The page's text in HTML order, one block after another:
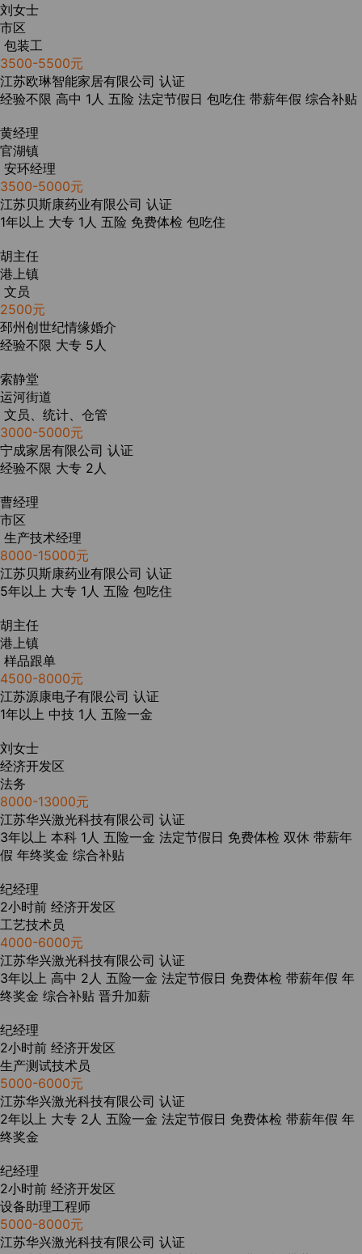
刘女士
市区
包装工
3500-5500元
江苏欧琳智能家居有限公司 认证
经验不限 高中 1人 五险 法定节假日 包吃住 带薪年假 综合补贴
黄经理
官湖镇
安环经理
3500-5000元
江苏贝斯康药业有限公司 认证
1年以上 大专 1人 五险 免费体检 包吃住
胡主任
港上镇
文员
2500元
邳州创世纪情缘婚介
经验不限 大专 5人
索静堂
运河街道
文员、统计、仓管
3000-5000元
宁成家居有限公司 认证
经验不限 大专 2人
曹经理
市区
生产技术经理
8000-15000元
江苏贝斯康药业有限公司 认证
5年以上 大专 1人 五险 包吃住
胡主任
港上镇
样品跟单
4500-8000元
江苏源康电子有限公司 认证
1年以上 中技 1人 五险一金
刘女士
经济开发区
法务
8000-13000元
江苏华兴激光科技有限公司 认证
3年以上 本科 1人 五险一金 法定节假日 免费体检 双休 带薪年
假 年终奖金 综合补贴
纪经理
2小时前 经济开发区
工艺技术员
4000-6000元
江苏华兴激光科技有限公司 认证
3年以上 高中 2人 五险一金 法定节假日 免费体检 带薪年假 年
终奖金 综合补贴 晋升加薪
纪经理
2小时前 经济开发区
生产测试技术员
5000-6000元
江苏华兴激光科技有限公司 认证
2年以上 大专 2人 五险一金 法定节假日 免费体检 带薪年假 年
终奖金
纪经理
2小时前 经济开发区
设备助理工程师
5000-8000元
江苏华兴激光科技有限公司 认证